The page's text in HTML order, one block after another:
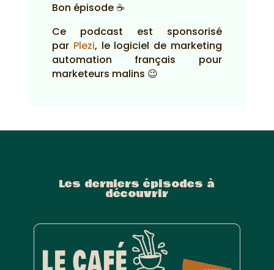
Bon épisode ☕
Ce podcast est sponsorisé
par Plezi, le logiciel de marketing
automation français pour
marketeurs malins 😉
Les derniers épisodes à
découvrir